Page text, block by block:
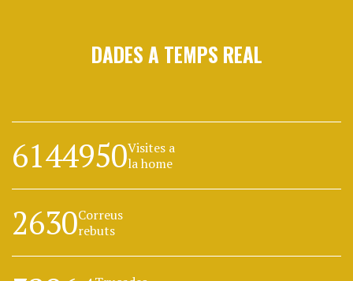
DADES A TEMPS REAL
6144950Visites a
la home
2630Correus
rebuts